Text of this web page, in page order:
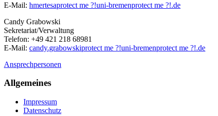
E-Mail: hmertesaprotect me ?!uni-bremenprotect me ?!.de
Candy Grabowski
Sekretariat/Verwaltung
Telefon: +49 421 218 68981
E-Mail: candy.grabowskiprotect me ?!uni-bremenprotect me ?!.de
Ansprechpersonen
Allgemeines
Impressum
Datenschutz